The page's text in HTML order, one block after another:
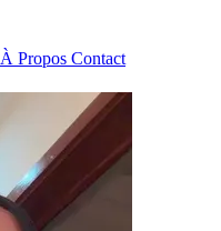
À Propos Contact